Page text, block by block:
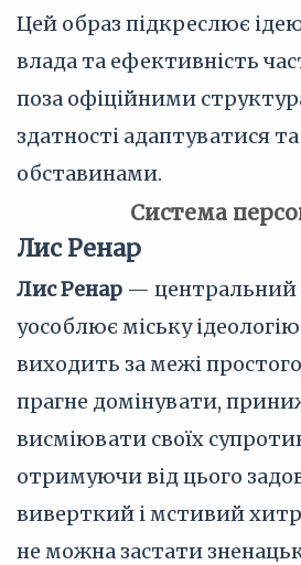
Цей образ підкреслює
влада та ефективність
поза офіційними
здатності адаптуватися
обставинами.
Система
Лис Ренар
Лис Ренар — центральний
уособлює міську
виходить за межі
прагне домінувати,
висміювати своїх
отримуючи від цього
виверткий і мстивий
не можна застати